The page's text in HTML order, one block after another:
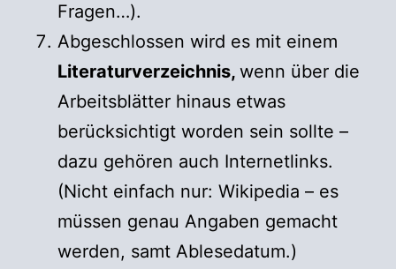
Fragen…).
Abgeschlossen wird es mit einem
Literaturverzeichnis, wenn über die
Arbeitsblätter hinaus etwas
berücksichtigt worden sein sollte –
dazu gehören auch Internetlinks.
(Nicht einfach nur: Wikipedia – es
müssen genau Angaben gemacht
werden, samt Ablesedatum.)